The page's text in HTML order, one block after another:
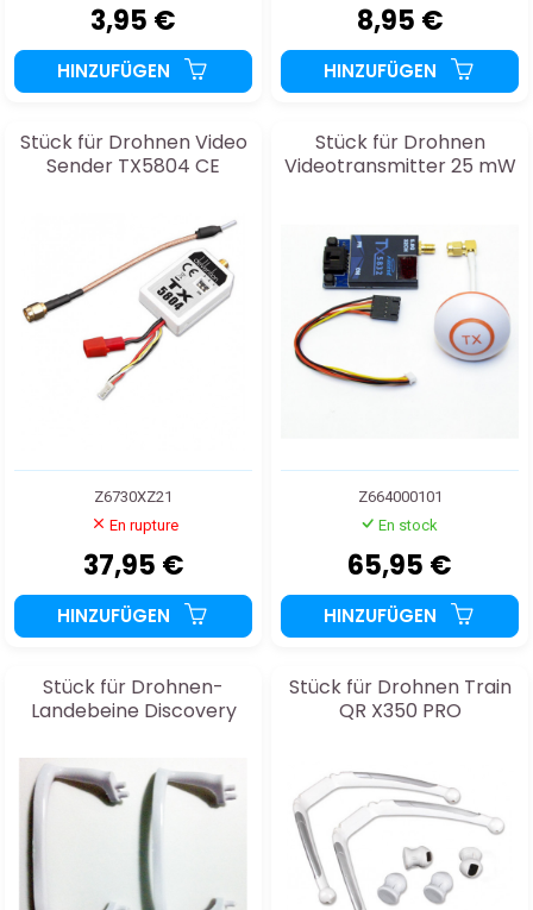
3,95 €
HINZUFÜGEN
8,95 €
HINZUFÜGEN
Stück für Drohnen Video
Sender TX5804 CE
Z6730XZ21
En rupture
37,95 €
HINZUFÜGEN
Stück für Drohnen
Videotransmitter 25 mW
Z664000101
En stock
65,95 €
HINZUFÜGEN
Stück für Drohnen-
Landebeine Discovery
Stück für Drohnen Train
QR X350 PRO